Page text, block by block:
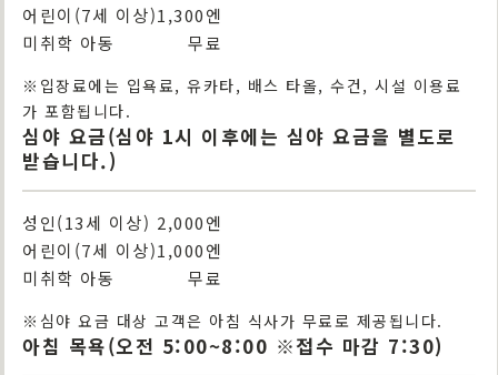
어린이(7세 이상)1,300엔
미취학 아동
무료
※입장료에는 입욕료, 유카타, 배스 타올, 수건, 시설 이용료
가 포함됩니다.
심야 요금(심야 1시 이후에는 심야 요금을 별도로
받습니다.)
성인(13세 이상) 2,000엔
어린이(7세 이상)1,000엔
미취학 아동
무료
※심야 요금 대상 고객은 아침 식사가 무료로 제공됩니다.
아침 목욕(오전 5:00~8:00 ※접수 마감 7:30)